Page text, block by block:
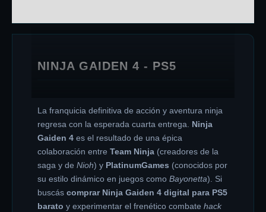
NINJA GAIDEN 4 - PS5
La franquicia definitiva de acción y aventura ninja
regresa con la esperada cuarta entrega. Ninja
Gaiden 4 es el resultado de una épica
colaboración entre Team Ninja (creadores de la
saga y de Nioh) y PlatinumGames (conocidos por
su estilo dinámico en juegos como Bayonetta). Si
buscás comprar Ninja Gaiden 4 digital para PS5
barato y experimentar el frenético combate hack